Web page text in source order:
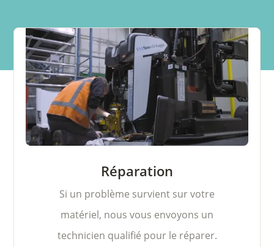
Réparation
Si un problème survient sur votre
matériel, nous vous envoyons un
technicien qualifié pour le réparer.